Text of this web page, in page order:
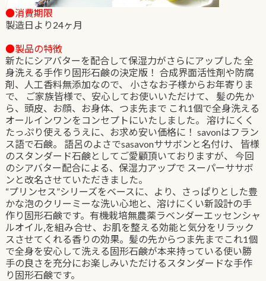
●消費期限
製造日より24ヶ月
●製品の特徴
新たにシアバターを配合して保湿力がさらにアップした 全
身洗える手作り固形石鹸の決定版！ 合成界面活性剤や防腐
剤、人工香料無添加なので、 小さなお子様からお年寄りま
で、 ご家族皆様で、安心してお使いいただけて、 髪の先か
ら、頭皮、お顔、お身体、つま先まで これ1個で全身洗える
オールインワンをコンセプトにいたしました。 溶けにくく
たっぷり使えるうえに、お求め安い価格に！ savonはフラン
ス語で石鹸。 語呂のよさでsasavonササボンと名付け、 皆様
のスタンダード石鹸としてご愛顧頂いておりますが、 今回
のシアバター配合による、保湿力アップで スーパーササボ
ンと改名させていただきました。
“プリンセス”シリーズをベースに、より、さっぱりとした豊
かな泡のクリーミーな洗い心地と、溶けにくい新設計の手
作り固形石鹸です。有機栽培無農薬ラベンダーエッセンシャ
ルオイル,を組み合せ、お肌を整える効能と気分をリラック
スさせてくれる香りの効果。髪の先からつま先までこれ1個
で全身を安心して洗える固形石鹸が本来持っている使い勝
手の良さを充分にお楽しみいただけるスタンダードな手作
り固形石鹸です。